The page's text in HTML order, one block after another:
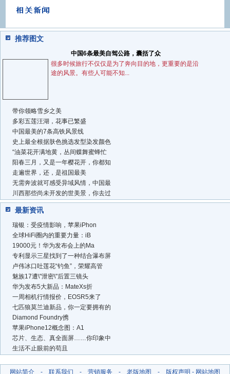
推荐图文
中国6条最美自驾公路，囊括了众
很多时候旅行不仅仅是为了奔向目的地，更重要的是沿
途的风景。有些人可能不知...
带你领略雪乡之美
多彩五莲汪湖，花事已繁盛
中国最美的7条高铁风景线
史上最全根据肤色挑选发型染发颜色
“油菜花开满地黄，丛间蝶舞蜜蜂忙
阳春三月，又是一年樱花开，你都知
走遍世界，还，是祖国最美
无需奔波就可感受异域风情，中国最
川西那些尚未开发的世美景，你去过
最新资讯
瑞银：受疫情影响，苹果iPhon
全球HiFi圈内的重要力量：iB
19000元！华为发布会上的Ma
专利显示三星找到了一种结合瀑布屏
卢伟冰口吐莲花“钓鱼”，荣耀高管
魅族17遭\"泄密\"后置三镜头
华为发布5大新品：MateXs折
一周相机行情报价，EOSR5来了
七匹狼莫兰迪新品，你一定要拥有的
Diamond Foundry携
苹果iPhone12概念图：A1
芯片、生态、真全面屏……你印象中
生活不止眼前的苟且
网站简介 - 联系我们 - 营销服务 - 老版地图 - 版权声明 - 网站地图